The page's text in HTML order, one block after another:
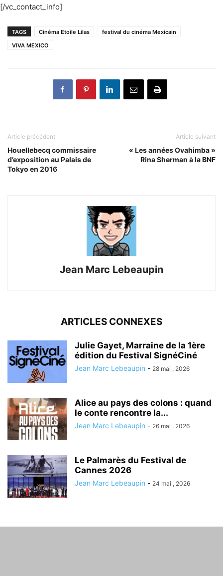
[/vc_contact_info]
TAGS Cinéma Etoile Lilas
festival du cinéma Mexicain
VIVA MEXICO
Article précédent
Houellebecq commissaire
d’exposition au Palais de
Tokyo en 2016
Article suivant
« Les années Ovahimba »
Rina Sherman à la BNF
Jean Marc Lebeaupin
ARTICLES CONNEXES
Julie Gayet, Marraine de la 1ère
édition du Festival SignéCiné
Jean Marc Lebeaupin - 28 mai , 2026
Alice au pays des colons : quand
le conte rencontre la...
Jean Marc Lebeaupin - 26 mai , 2026
Le Palmarès du Festival de
Cannes 2026
Jean Marc Lebeaupin - 24 mai , 2026